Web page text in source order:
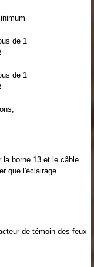
de 1
de 1
la borne 13 et le câble
que l'éclairage
de témoin des feux